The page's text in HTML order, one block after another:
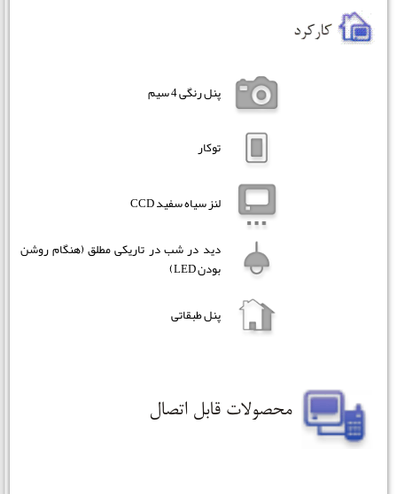
پنل رنگی 4 سیم
توکار
لنز سیاه سفید CCD
دید در شب در تاریکی مطلق (هنگام روشن
بودن LED)
پنل طبقاتی